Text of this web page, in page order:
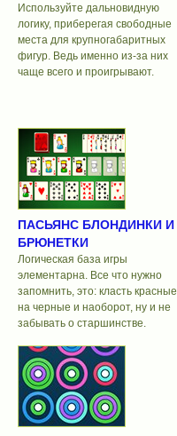
Используйте дальновидную
логику, приберегая свободные
места для крупногабаритных
фигур. Ведь именно из-за них
чаще всего и проигрывают.
ПАСЬЯНС БЛОНДИНКИ И
БРЮНЕТКИ
Логическая база игры
элементарна. Все что нужно
запомнить, это: класть красные
на черные и наоборот, ну и не
забывать о старшинстве.